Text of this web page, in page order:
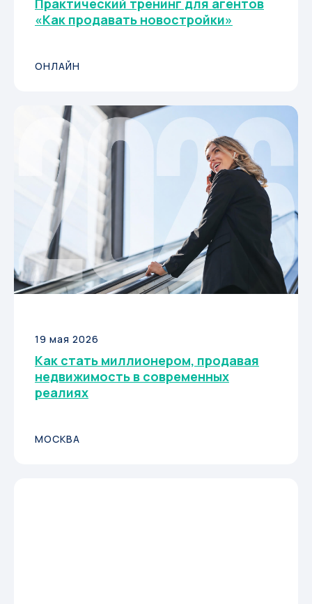
Практический тренинг для агентов
«Как продавать новостройки»
ОНЛАЙН
19 мая 2026
Как стать миллионером, продавая
недвижимость в современных
реалиях
МОСКВА